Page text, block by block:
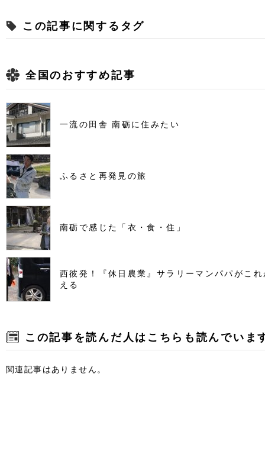
この記事に関するタグ
全国のおすすめ記事
一流の田舎 南砺に住みたい
ふるさと再発見の旅
南砺で感じた「衣・食・住」
西彼発！『休日農業』サラリーマンパパがこ
える
この記事を読んだ人はこちらも読んでいま
関連記事はありません。